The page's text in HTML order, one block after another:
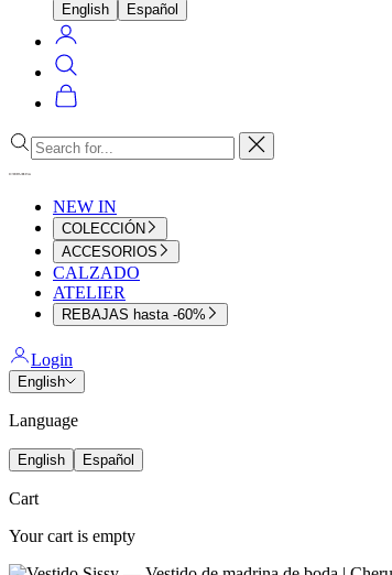
English Español
Login
Search
Cart
Close
NEW IN
COLECCIÓN
ACCESORIOS
CALZADO
ATELIER
REBAJAS hasta -60%
Login
English
Language
English Español
Cart
Your cart is empty